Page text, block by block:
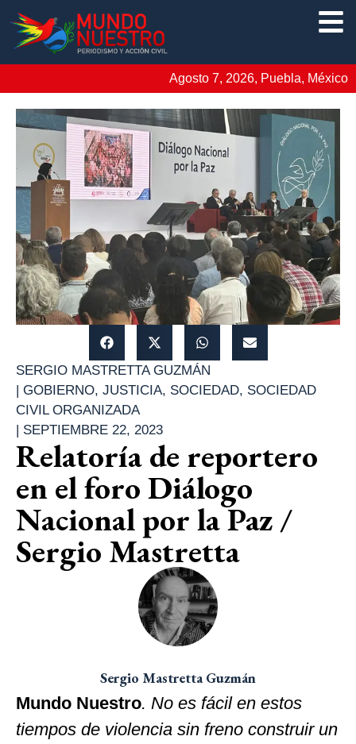
Agosto 7, 2026, Puebla, México
SERGIO MASTRETTA GUZMÁN
| GOBIERNO, JUSTICIA, SOCIEDAD, SOCIEDAD
CIVIL ORGANIZADA
| SEPTIEMBRE 22, 2023
Relatoría de reportero
en el foro Diálogo
Nacional por la Paz /
Sergio Mastretta
Sergio Mastretta Guzmán
Mundo Nuestro. No es fácil en estos
tiempos de violencia sin freno construir un